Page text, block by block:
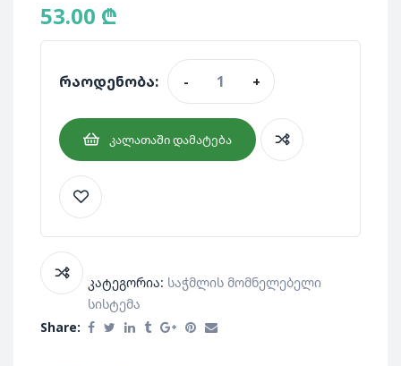
53.00 ₾
რაოდენობა: - +
ᲙᲐᲚᲐᲗᲐᲨᲘ ᲓᲐᲛᲐᲢᲔᲑᲐ
კატეგორია: Საჭმლის Მომნელებელი
Სისტემა
Share: